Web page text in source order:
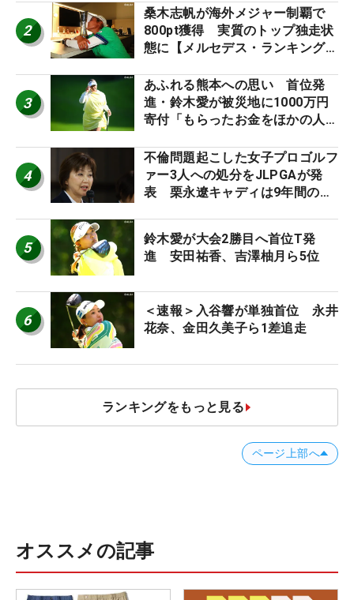
2
桑木志帆が海外メジャー制覇で
800pt獲得 実質のトップ独走状
態に【メルセデス・ランキング番
3
あふれる熊本への思い 首位発
進・鈴木愛が被災地に1000万円
寄付「もらったお金をほかの人
4
不倫問題起こした女子プロゴルフ
ァー3人への処分をJLPGAが発
表 栗永遼キャディは9年間の立
5
鈴木愛が大会2勝目へ首位T発
進 安田祐香、吉澤柚月ら5位
6
＜速報＞入谷響が単独首位 永井
花奈、金田久美子ら1差追走
ランキングをもっと見る
ページ上部へ
オススメの記事